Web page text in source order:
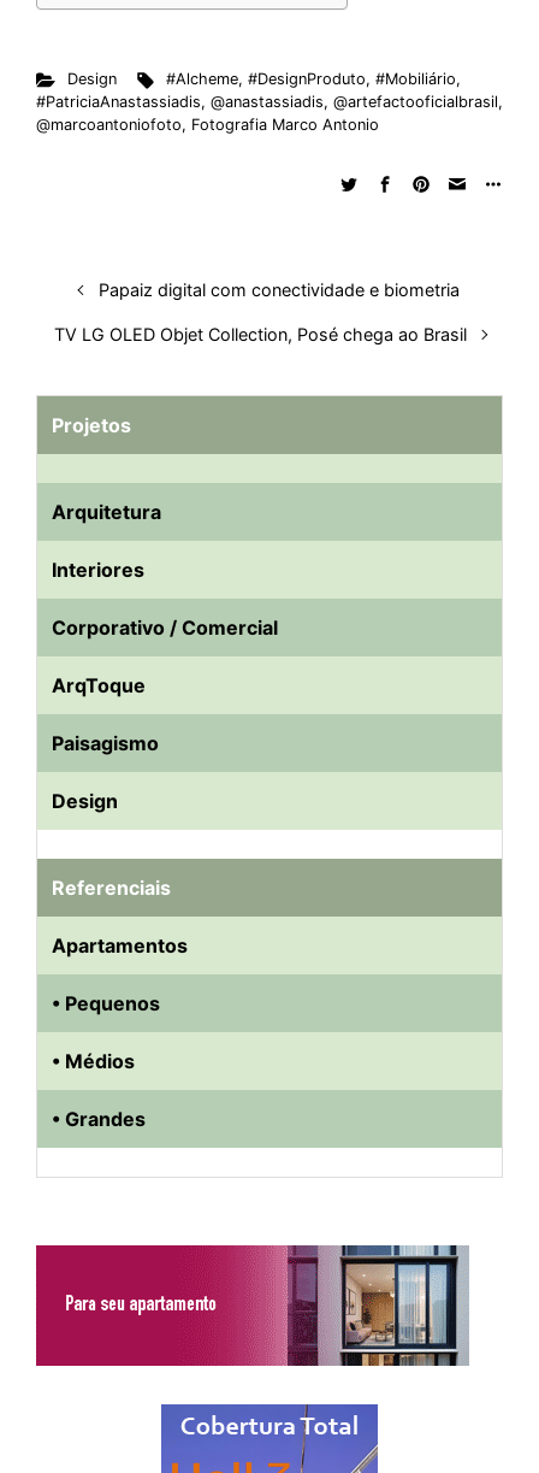
Design #Alcheme,#DesignProduto,#Mobiliário,
#PatriciaAnastassiadis, @anastassiadis, @artefactooficialbrasil,
@marcoantoniofoto, Fotografia Marco Antonio
Papaiz digital com conectividade e biometria
TV LG OLED Objet Collection, Posé chega ao Brasil
Projetos
Arquitetura
Interiores
Corporativo / Comercial
ArqToque
Paisagismo
Design
Referenciais
Apartamentos
• Pequenos
• Médios
• Grandes